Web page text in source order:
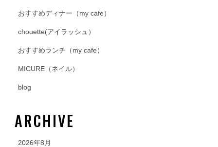
おすすめディナー（my cafe）
chouette(アイラッシュ）
おすすめランチ（my cafe）
MICURE（ネイル）
blog
ARCHIVE
2026年8月